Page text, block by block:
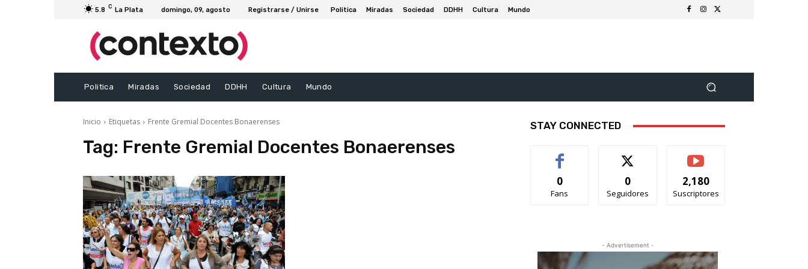
5.8 C La Plata domingo, 09, agosto Registrarse / Unirse Politica Miradas Sociedad DDHH Cultura Mundo
Politica Miradas Sociedad DDHH Cultura Mundo
Inicio Etiquetas Frente Gremial Docentes Bonaerenses
Tag: Frente Gremial Docentes Bonaerenses
STAY CONNECTED
0
Fans
0
Seguidores
2,180
Suscriptores
- Advertisement -